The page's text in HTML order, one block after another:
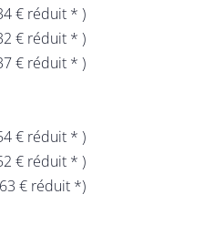
€ réduit * )
€ réduit * )
€ réduit * )
€ réduit * )
€ réduit * )
€ réduit *)